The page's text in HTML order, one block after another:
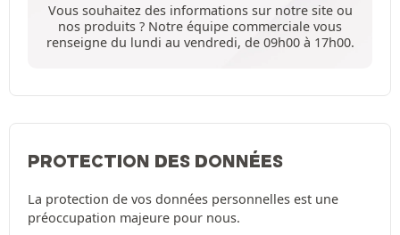
Vous souhaitez des informations sur notre site ou
nos produits ? Notre équipe commerciale vous
renseigne du lundi au vendredi, de 09h00 à 17h00.
PROTECTION DES DONNÉES
La protection de vos données personnelles est une
préoccupation majeure pour nous.